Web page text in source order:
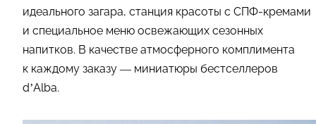
идеального загара, станция красоты с СПФ-кремами
и специальное меню освежающих сезонных
напитков. В качестве атмосферного комплимента
к каждому заказу — миниатюры бестселлеров
d’Alba.